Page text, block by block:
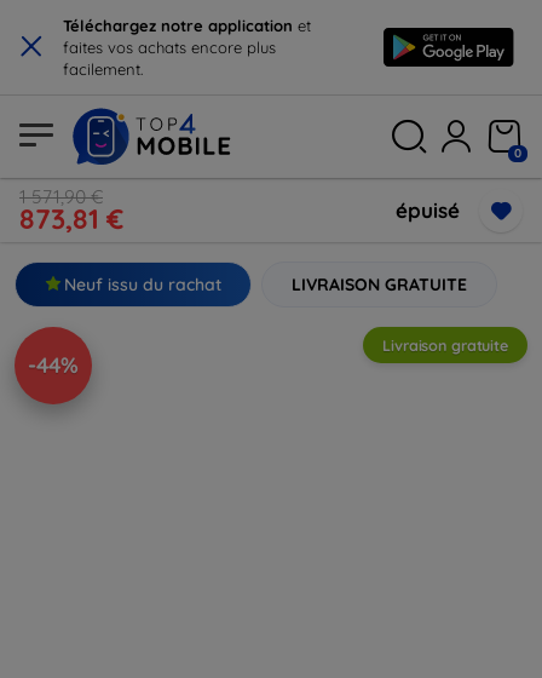
× Téléchargez notre application et
faites vos achats encore plus
facilement.
0
1 571,90 €
873,81 € épuisé
Neuf issu du rachat LIVRAISON GRATUITE
-44%
Livraison gratuite